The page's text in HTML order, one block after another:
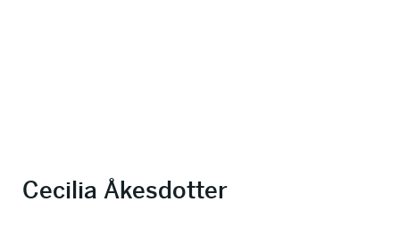
Cecilia Åkesdotter